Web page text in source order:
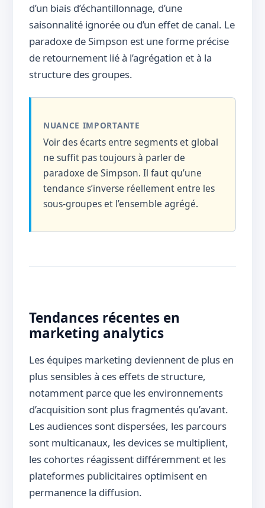
d’un biais d’échantillonnage, d’une
saisonnalité ignorée ou d’un effet de canal. Le
paradoxe de Simpson est une forme précise
de retournement lié à l’agrégation et à la
structure des groupes.
NUANCE IMPORTANTE
Voir des écarts entre segments et global
ne suffit pas toujours à parler de
paradoxe de Simpson. Il faut qu’une
tendance s’inverse réellement entre les
sous-groupes et l’ensemble agrégé.
Tendances récentes en
marketing analytics
Les équipes marketing deviennent de plus en
plus sensibles à ces effets de structure,
notamment parce que les environnements
d’acquisition sont plus fragmentés qu’avant.
Les audiences sont dispersées, les parcours
sont multicanaux, les devices se multiplient,
les cohortes réagissent différemment et les
plateformes publicitaires optimisent en
permanence la diffusion.